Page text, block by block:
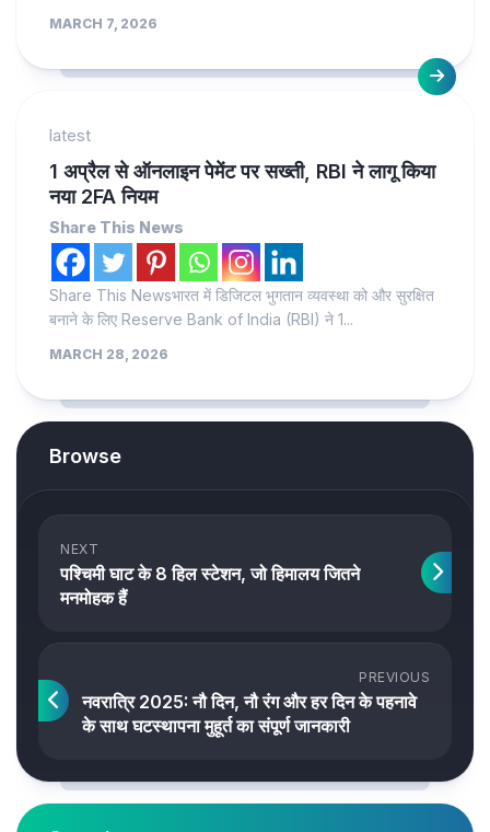
MARCH 7, 2026
latest
1 अप्रैल से ऑनलाइन पेमेंट पर सख्ती, RBI ने लागू किया
नया 2FA नियम
Share This News
Share This Newsभारत में डिजिटल भुगतान व्यवस्था को और सुरक्षित
बनाने के लिए Reserve Bank of India (RBI) ने 1...
MARCH 28, 2026
Browse
NEXT
पश्चिमी घाट के 8 हिल स्टेशन, जो हिमालय जितने
मनमोहक हैं
PREVIOUS
नवरात्रि 2025: नौ दिन, नौ रंग और हर दिन के पहनावे
के साथ घटस्थापना मुहूर्त का संपूर्ण जानकारी